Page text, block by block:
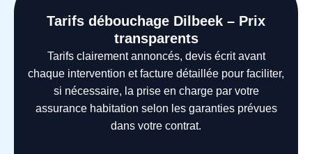
Tarifs débouchage Dilbeek – Prix
transparents
Tarifs clairement annoncés, devis écrit avant
chaque intervention et facture détaillée pour faciliter,
si nécessaire, la prise en charge par votre
assurance habitation selon les garanties prévues
dans votre contrat.